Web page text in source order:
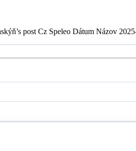
post Cz Speleo Dátum Názov